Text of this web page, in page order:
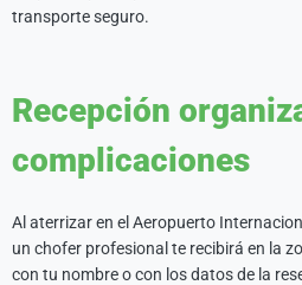
transporte seguro.
Recepción
complicaciones
Al aterrizar en el Aeropuerto
un chofer profesional te recibirá en la
con tu nombre o con los datos de la